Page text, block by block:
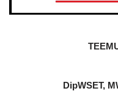
DipWSET,